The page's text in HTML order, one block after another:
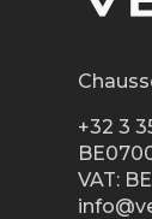
+32 3
VAT: